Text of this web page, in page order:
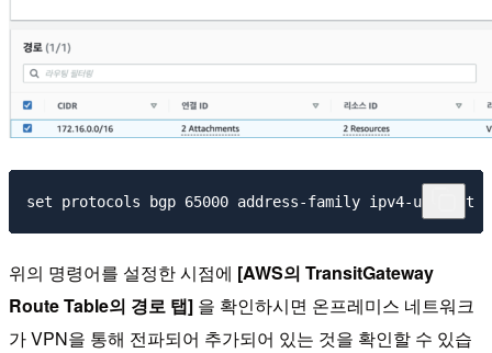
위의 명령어를 설정한 시점에 [AWS의 TransitGateway
Route Table의 경로 탭] 을 확인하시면 온프레미스 네트워크
가 VPN을 통해 전파되어 추가되어 있는 것을 확인할 수 있습